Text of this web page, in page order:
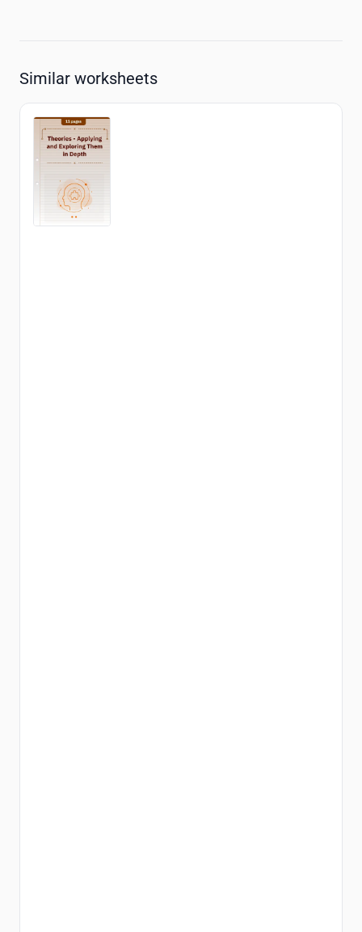
Similar worksheets